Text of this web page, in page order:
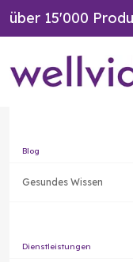
über 15'000
Blog
Gesundes Wissen
Dienstleistungen